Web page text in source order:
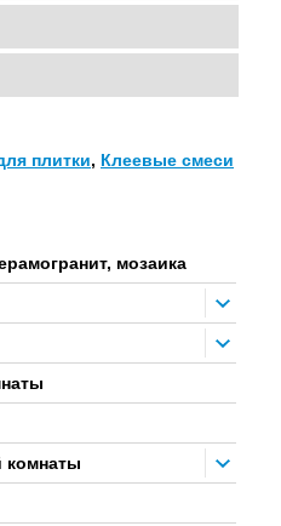
мозаика
комнаты
плитки, Клеевые смеси